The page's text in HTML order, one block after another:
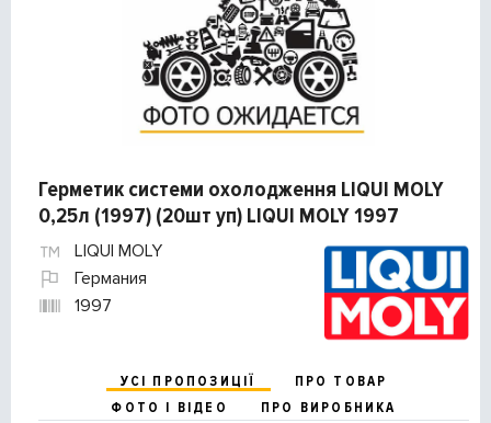
Герметик системи охолодження LIQUI MOLY
0,25л (1997) (20шт уп) LIQUI MOLY 1997
LIQUI MOLY
Германия
1997
УСІ ПРОПОЗИЦІЇ
ПРО ТОВАР
ФОТО І ВІДЕО
ПРО ВИРОБНИКА